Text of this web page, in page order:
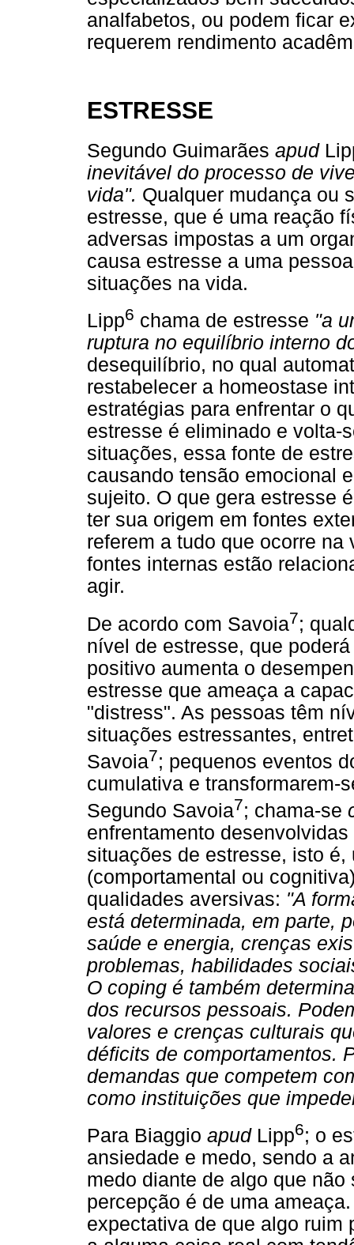
analfabetos, ou podem ficar
requerem rendimento
ESTRESSE
Segundo Guimarães apud
inevitável do processo de
vida". Qualquer mudança ou
estresse, que é uma reação
adversas impostas a um
causa estresse a uma
situações na vida.
Lipp6 chama de estresse "a
ruptura no equilíbrio interno
desequilíbrio, no qual
restabelecer a homeostase
estratégias para enfrentar o
estresse é eliminado e volta-
situações, essa fonte de
causando tensão emocional
sujeito. O que gera estresse
ter sua origem em fontes
referem a tudo que ocorre
fontes internas estão
agir.
De acordo com Savoia7;
nível de estresse, que
positivo aumenta o
estresse que ameaça a
"distress". As pessoas têm
situações estressantes,
Savoia7; pequenos eventos
cumulativa e transformarem-
Segundo Savoia7; chama-se
enfrentamento
situações de estresse, isto
(comportamental ou
qualidades aversivas: "A
está determinada, em parte,
saúde e energia, crenças
problemas, habilidades
O coping é também
dos recursos pessoais.
valores e crenças culturais
déficits de comportamentos.
demandas que competem
como instituições que
Para Biaggio apudLipp6; o
ansiedade e medo, sendo a
medo diante de algo que
percepção é de uma
expectativa de que algo ruim